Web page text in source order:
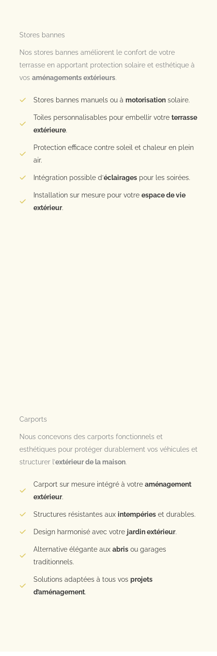
Stores bannes
Nos stores bannes améliorent le confort de votre
terrasse en apportant protection solaire et esthétique à
vos aménagements extérieurs.
Stores bannes manuels ou à motorisation solaire.
Toiles personnalisables pour embellir votre terrasse
extérieure.
Protection efficace contre soleil et chaleur en plein
air.
Intégration possible d’éclairages pour les soirées.
Installation sur mesure pour votre espace de vie
extérieur.
Carports
Nous concevons des carports fonctionnels et
esthétiques pour protéger durablement vos véhicules et
structurer l’extérieur de la maison.
Carport sur mesure intégré à votre aménagement
extérieur.
Structures résistantes aux intempéries et durables.
Design harmonisé avec votre jardin extérieur.
Alternative élégante aux abris ou garages
traditionnels.
Solutions adaptées à tous vos projets
d’aménagement.